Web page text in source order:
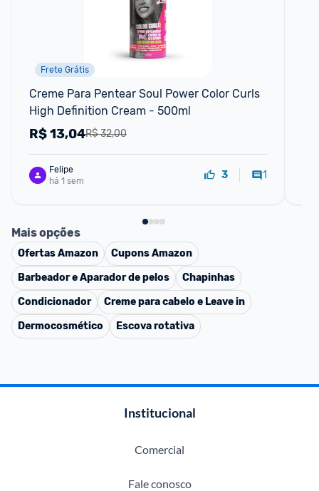
Frete Grátis
Creme Para Pentear Soul Power Color Curls
High Definition Cream - 500ml
R$ 32,00
R$13,04
Felipe
há 1 sem
3 1
Mais opções
OfertasAmazon CuponsAmazon
Barbeador e Aparador de pelos
Chapinhas
Condicionador
Creme para cabelo e Leave in
Dermocosmético
Escova rotativa
Institucional
Comercial
Fale conosco